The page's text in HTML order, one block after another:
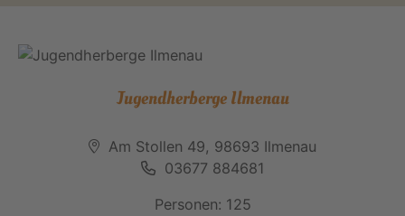
Jugendherberge Ilmenau
Am Stollen 49, 98693 Ilmenau
03677 884681
Personen: 125